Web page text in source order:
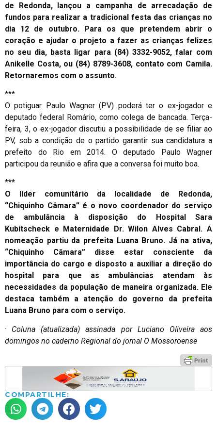
de Redonda, lançou a campanha de arrecadação de
fundos para realizar a tradicional festa das crianças no
dia 12 de outubro. Para os que pretendem abrir o
coração e ajudar o projeto a fazer as crianças felizes
no seu dia, basta ligar para (84) 3332-9052, falar com
Anikelle Costa, ou (84) 8789-3608, contato com Camila.
Retornaremos com o assunto.
***
O potiguar Paulo Wagner (PV) poderá ter o ex-jogador e
deputado federal Romário, como colega de bancada. Terça-
feira, 3, o ex-jogador discutiu a possibilidade de se filiar ao
PV, sob a condição de o partido garantir sua candidatura a
prefeito do Rio em 2014. O deputado Paulo Wagner
participou da reunião e afira que a conversa foi muito boa.
***
O líder comunitário da localidade de Redonda,
“Chiquinho Câmara” é o novo coordenador do serviço
de ambulância à disposição do Hospital Sara
Kubitscheck e Maternidade Dr. Wilon Alves Cabral. A
nomeação partiu da prefeita Luana Bruno. Já na ativa,
“Chiquinho Câmara” disse estar consciente da
importância do cargo e disposto a auxiliar a direção do
hospital para que as ambulâncias atendam às
necessidades da população de maneira organizada. Ele
destaca também a atenção do governo da prefeita
Luana Bruno para com o serviço.
· Coluna (atualizada) assinada por Luciano Oliveira aos
domingos no caderno Regional do jornal O Mossoroense
COMPARTILHE: